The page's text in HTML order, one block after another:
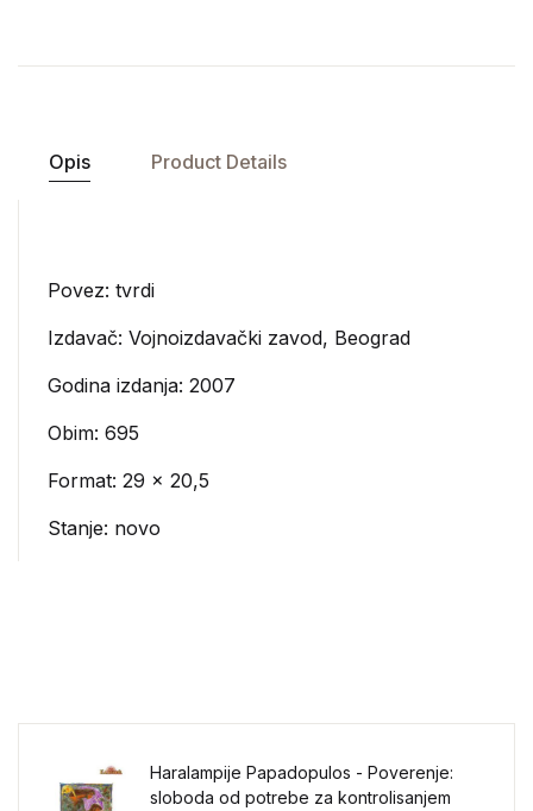
Opis Product Details
Povez: tvrdi
Izdavač: Vojnoizdavački zavod, Beograd
Godina izdanja: 2007
Obim: 695
Format: 29 x 20,5
Stanje: novo
Haralampije Papadopulos - Poverenje:
sloboda od potrebe za kontrolisanjem